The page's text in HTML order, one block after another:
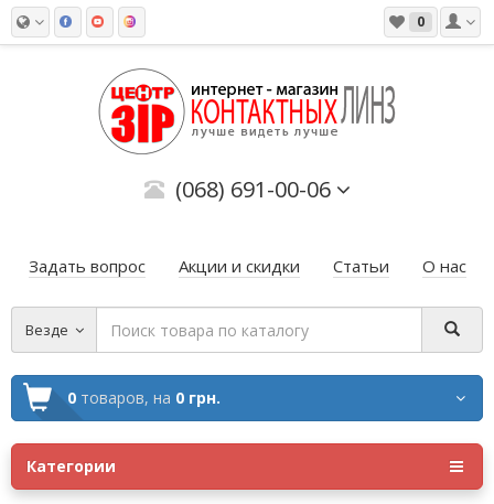
0
(068) 691-00-06
Задать вопрос Акции и скидки Статьи О нас
Везде
0 товаров, на 0 грн.
Категории